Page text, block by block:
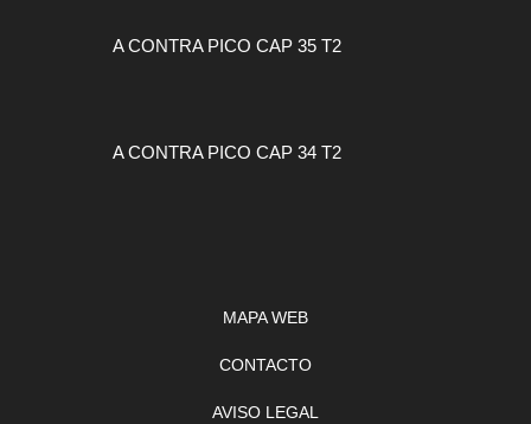
A CONTRA PICO CAP 35 T2
A CONTRA PICO CAP 34 T2
MAPA WEB
CONTACTO
AVISO LEGAL